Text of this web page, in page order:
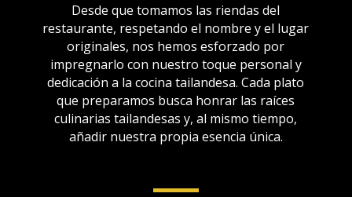
Desde que tomamos las riendas del
restaurante, respetando el nombre y el lugar
originales, nos hemos esforzado por
impregnarlo con nuestro toque personal y
dedicación a la cocina tailandesa. Cada plato
que preparamos busca honrar las raíces
culinarias tailandesas y, al mismo tiempo,
añadir nuestra propia esencia única.